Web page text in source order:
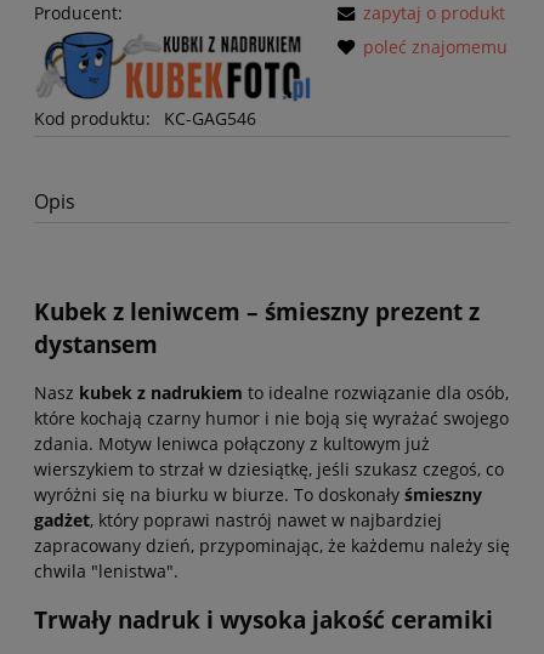
Producent:
Kod produktu: KC-GAG546
zapytaj o produkt
poleć znajomemu
Opis
Kubek z leniwcem – śmieszny prezent z
dystansem
Nasz kubek z nadrukiem to idealne rozwiązanie dla osób,
które kochają czarny humor i nie boją się wyrażać swojego
zdania. Motyw leniwca połączony z kultowym już
wierszykiem to strzał w dziesiątkę, jeśli szukasz czegoś, co
wyróżni się na biurku w biurze. To doskonały śmieszny
gadżet, który poprawi nastrój nawet w najbardziej
zapracowany dzień, przypominając, że każdemu należy się
chwila "lenistwa".
Trwały nadruk i wysoka jakość ceramiki